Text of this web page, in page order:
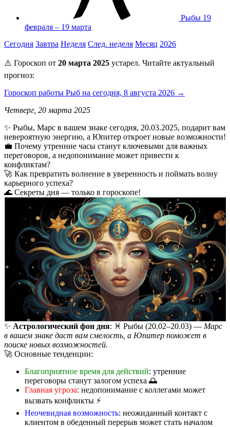
Рыбы 19
февраля – 19 марта
Сегодня Завтра Неделя След. неделя Месяц 2026
⚠️ Гороскоп от 20 марта 2025 устарел. Читайте актуальный
прогноз:
Гороскоп работы Рыб на сегодня, 8 августа 2026 →
Четверг, 20 марта 2025
✨ Рыбы, Марс в вашем знаке сегодня, 20.03.2025, подарит вам
невероятную энергию, а Юпитер откроет новые возможности!
💼 Почему утренние часы станут ключевыми для важных
переговоров, а недопонимание может привести к
конфликтам?
🚀 Как превратить волнение в уверенность и поймать волну
карьерного успеха?
🌊 Секреты дня — только в гороскопе!
✨ Астрологический фон дня: ♓️ Рыбы (20.02–20.03) — Марс
в вашем знаке даст вам смелость, а Юпитер поможет в
поиске новых возможностей.
🚀 Основные тенденции:
Благоприятное время для действий: утренние
переговоры станут залогом успеха 🌅
Главная угроза: недопонимание с коллегами может
вызвать конфликты ⚡
Неочевидная возможность: неожиданный контакт с
клиентом в обеденный перерыв может стать началом